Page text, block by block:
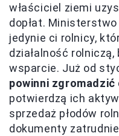
właściciel ziemi
dopłat.
jedynie ci rolnicy,
działalność
wsparcie. Już od
powinni zgromadzić
potwierdzą ich
sprzedaż płodów
dokumenty